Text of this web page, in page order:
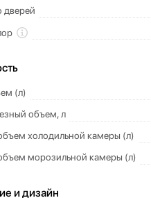
дверей
(л)
объем, л
холодильной камеры (л)
морозильной камеры (л)
и дизайн